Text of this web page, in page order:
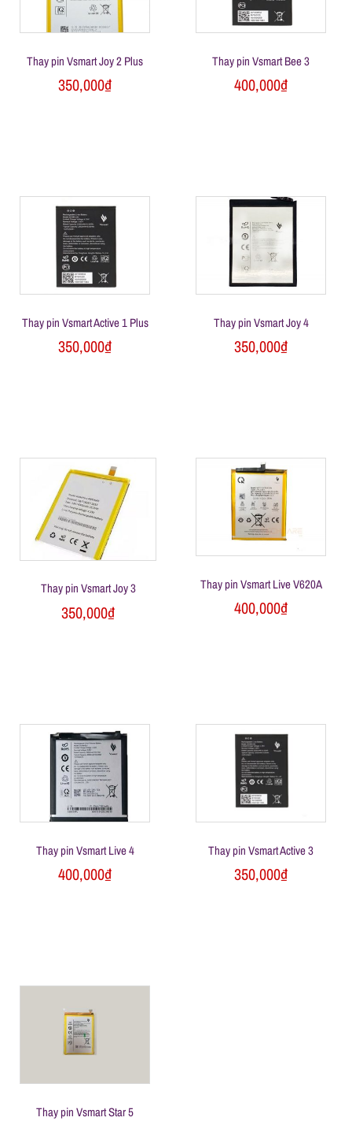
n
Thay pin Vsmart Joy 2 Plus
350,000₫
Thay pin Vsmart Bee 3
400,000₫
Thay pin Vsmart Active 1 Plus
350,000₫
Thay pin Vsmart Joy 4
350,000₫
Thay pin Vsmart Joy 3
350,000₫
Thay pin Vsmart Live V620A
400,000₫
Thay pin Vsmart Live 4
400,000₫
Thay pin Vsmart Active 3
350,000₫
Thay pin Vsmart Star 5